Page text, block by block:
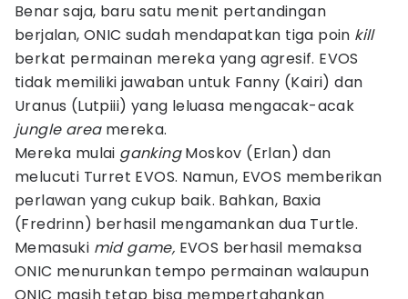
Benar saja, baru satu menit pertandingan
berjalan, ONIC sudah mendapatkan tiga poin kill
berkat permainan mereka yang agresif. EVOS
tidak memiliki jawaban untuk Fanny (Kairi) dan
Uranus (Lutpiii) yang leluasa mengacak-acak
jungle areamereka.
Mereka mulai gankingMoskov (Erlan) dan
melucuti Turret EVOS. Namun, EVOS memberikan
perlawan yang cukup baik. Bahkan, Baxia
(Fredrinn) berhasil mengamankan dua Turtle.
Memasuki mid game, EVOS berhasil memaksa
ONIC menurunkan tempo permainan walaupun